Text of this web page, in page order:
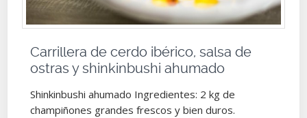
Carrillera de cerdo ibérico, salsa de
ostras y shinkinbushi ahumado
Shinkinbushi ahumado Ingredientes: 2 kg de
champiñones grandes frescos y bien duros.